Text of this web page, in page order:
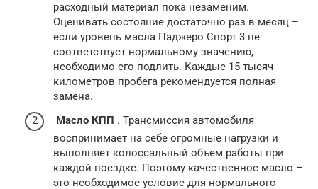
расходный материал пока незаменим.
Оценивать состояние достаточно раз в месяц –
если уровень масла Паджеро Спорт 3 не
соответствует нормальному значению,
необходимо его подлить. Каждые 15 тысяч
километров пробега рекомендуется полная
замена.
Масло КПП . Трансмиссия автомобиля
воспринимает на себе огромные нагрузки и
выполняет колоссальный объем работы при
каждой поездке. Поэтому качественное масло –
это необходимое условие для нормального